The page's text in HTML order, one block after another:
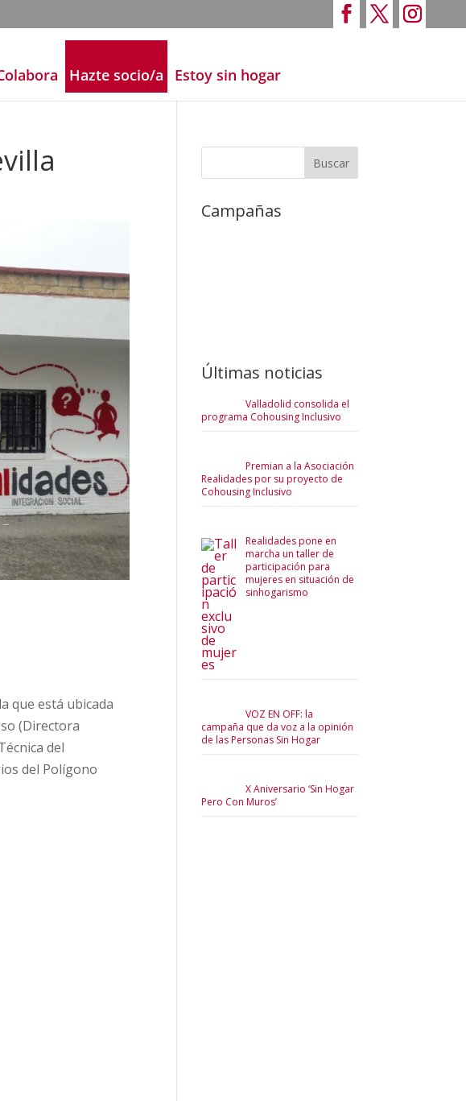
Hazte socio/a Estoy sin hogar
que está ubicada
(Directora
del
del Polígono
Campañas
Últimas noticias
Valladolid consolida el
programa Cohousing Inclusivo
Premian a la Asociación
Realidades por su proyecto de
Cohousing Inclusivo
Realidades pone en
marcha un taller de
participación para
mujeres en situación de
sinhogarismo
VOZ EN OFF: la
campaña que da voz a la opinión
de las Personas Sin Hogar
X Aniversario ‘Sin Hogar
Pero Con Muros’